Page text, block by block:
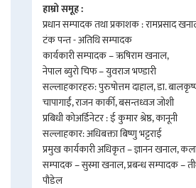
हाम्रो समूह :
प्रधान सम्पादक तथा प्रकाशक : रामप्रसाद
टंक पन्त - अतिथि सम्पादक
कार्यकारी सम्पादक – ऋषिराम खनाल,
नेपाल ब्युरो चिफ – युवराज भण्डारी
सल्लाहकारहरु: पुरुषोत्तम दाहाल, डा.
चापागाईं, राजन कार्की, बसन्तध्वज जोशी
प्रबिधी कोअर्डिनेटर : ई कुमार श्रेष्ठ, कानूनी
सल्लाहकार: अधिबक्ता बिष्णु भट्टराई
प्रमुख कार्यकारी अधिकृत – ज्ञानन खनाल,
सम्पादक – सुस्मा खनाल, प्रबन्ध सम्पादक –
पौडेल